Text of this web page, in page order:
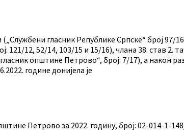
гласник Републике Српске“ број 97/
121/12, 52/14, 103/15 и 15/16), члана 38. став
општине Петрово“, број: 7/17), а након
године донијела је
Петрово за 2022. годину, број: 02-014-1-